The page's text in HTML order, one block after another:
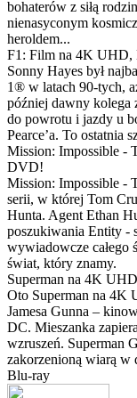
bohaterów z siłą
nienasyconym
heroldem...
F1: Film na 4K
Sonny Hayes był
1® w latach 90-tych,
później dawny kolega
do powrotu i jazdy u
Pearce’a. To ostatnia
Mission: Impossible -
DVD!
Mission: Impossible -
serii, w której Tom
Hunta. Agent Ethan
poszukiwania Entity -
wywiadowcze całego
świat, który znamy.
Superman na 4K
Oto Superman na 4K
Jamesa Gunna –
DC. Mieszanka
wzruszeń. Superman
zakorzenioną wiarą w
Blu-ray